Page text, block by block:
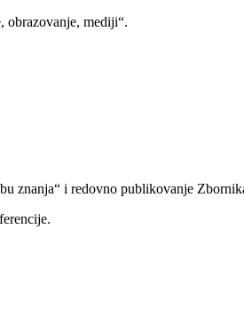
obrazovanje, mediji“.
znanja“ i redovno publikovanje